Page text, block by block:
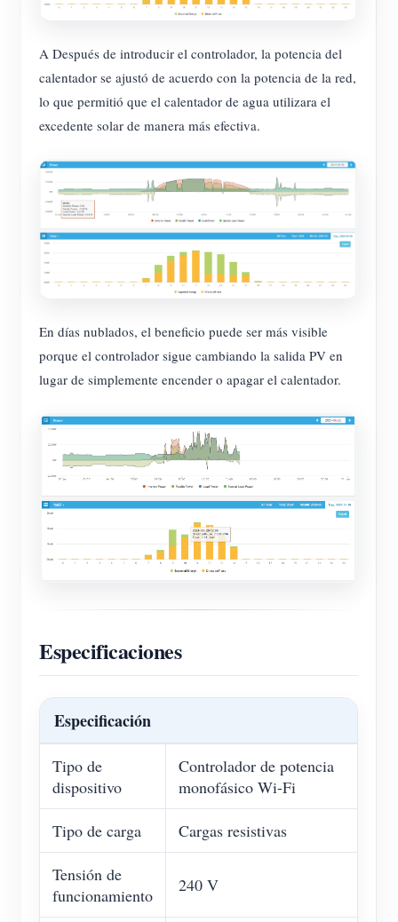
A Después de introducir el controlador, la potencia del
calentador se ajustó de acuerdo con la potencia de la red,
lo que permitió que el calentador de agua utilizara el
excedente solar de manera más efectiva.
En días nublados, el beneficio puede ser más visible
porque el controlador sigue cambiando la salida PV en
lugar de simplemente encender o apagar el calentador.
Especificaciones
Especificación
Tipo de
dispositivo
Controlador de potencia
monofásico Wi-Fi
Tipo de carga Cargas resistivas
Tensión de
funcionamiento
240 V